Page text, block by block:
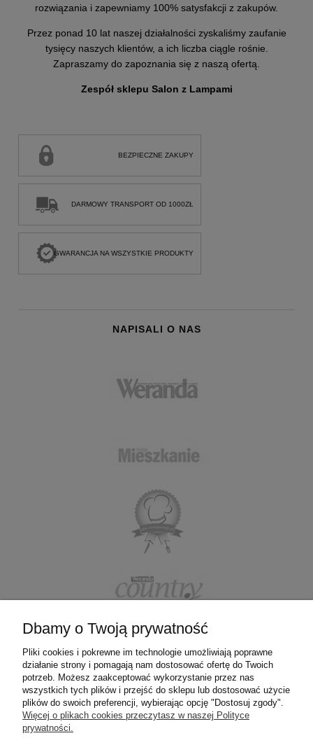
rozwiązania i zapewniamy 100% satysfakcji z zakupów.
Przez ponad 10 lat naszej działalności zyskaliśmy zaufanie
tysięcy naszych klientów, a ich liczba ciągle rośnie.
Zapraszamy do zapoznania się z naszą ofertą.
Zespół sklepu Salon z Lampami
BEZPIECZNE ZAKUPY
DARMOWY TRANSPORT OD 1000ZŁ
GWARANCJA NA WSZYSTKIE PRODUKTY
NAPISALI O NAS
ZAKUPY
POMOC
Dbamy o Twoją prywatność
Pliki cookies i pokrewne im technologie umożliwiają poprawne
działanie strony i pomagają nam dostosować ofertę do Twoich
potrzeb. Możesz zaakceptować wykorzystanie przez nas
wszystkich tych plików i przejść do sklepu lub dostosować użycie
plików do swoich preferencji, wybierając opcję "Dostosuj zgody".
Więcej o plikach cookies przeczytasz w naszej Polityce
prywatności.